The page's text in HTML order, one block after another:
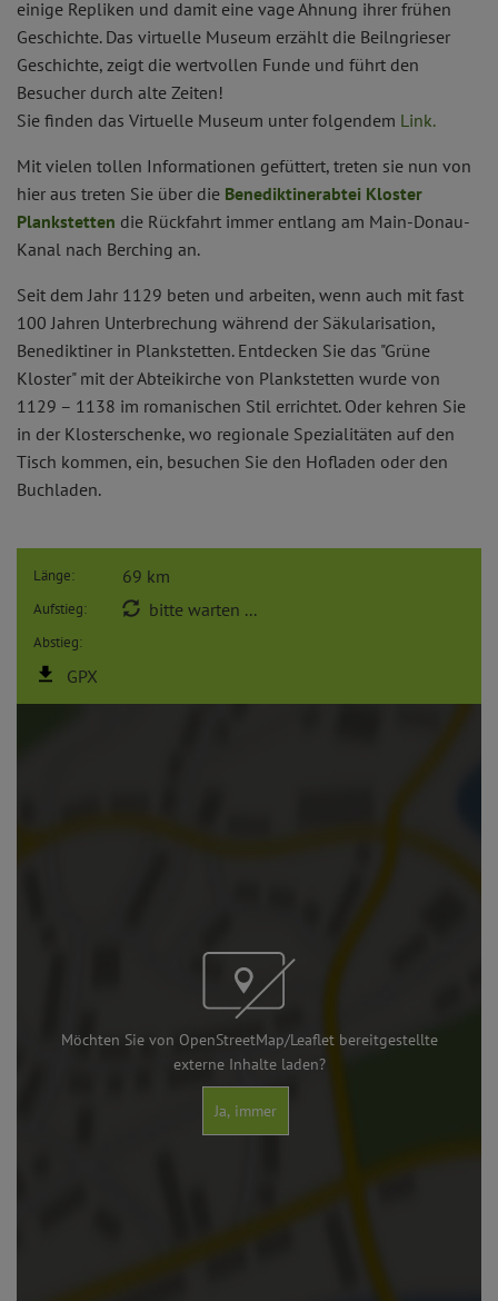
einige Repliken und damit eine vage Ahnung ihrer frühen
Geschichte. Das virtuelle Museum erzählt die Beilngrieser
Geschichte, zeigt die wertvollen Funde und führt den
Besucher durch alte Zeiten!
Sie finden das Virtuelle Museum unter folgendem Link.
Mit vielen tollen Informationen gefüttert, treten sie nun von
hier aus treten Sie über die Benediktinerabtei Kloster
Plankstetten die Rückfahrt immer entlang am Main-Donau-
Kanal nach Berching an.
Seit dem Jahr 1129 beten und arbeiten, wenn auch mit fast
100 Jahren Unterbrechung während der Säkularisation,
Benediktiner in Plankstetten. Entdecken Sie das "Grüne
Kloster" mit der Abteikirche von Plankstetten wurde von
1129 – 1138 im romanischen Stil errichtet. Oder kehren Sie
in der Klosterschenke, wo regionale Spezialitäten auf den
Tisch kommen, ein, besuchen Sie den Hofladen oder den
Buchladen.
Länge: 69 km
Aufstieg: bitte warten ...
Abstieg:
GPX
Möchten Sie von OpenStreetMap/Leaflet bereitgestellte
externe Inhalte laden?
Ja, immer